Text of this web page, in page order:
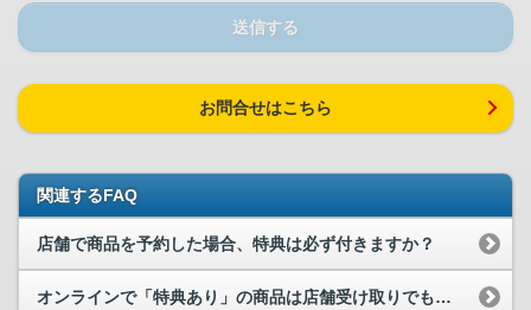
送信する
お問合せはこちら
関連するFAQ
店舗で商品を予約した場合、特典は必ず付きますか？
オンラインで「特典あり」の商品は店舗受け取りでも特典が付きますか？